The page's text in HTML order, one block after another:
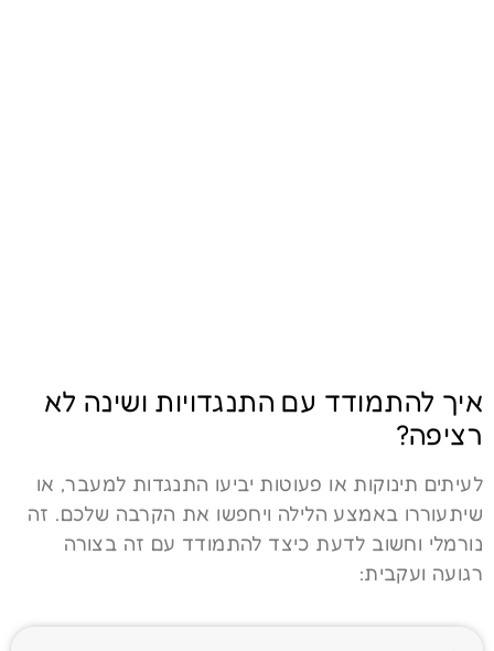
איך להתמודד עם התנגדויות ושינה לא
רציפה?
לעיתים תינוקות או פעוטות יביעו התנגדות למעבר, או
שיתעוררו באמצע הלילה ויחפשו את הקרבה שלכם. זה
נורמלי וחשוב לדעת כיצד להתמודד עם זה בצורה
רגועה ועקבית: